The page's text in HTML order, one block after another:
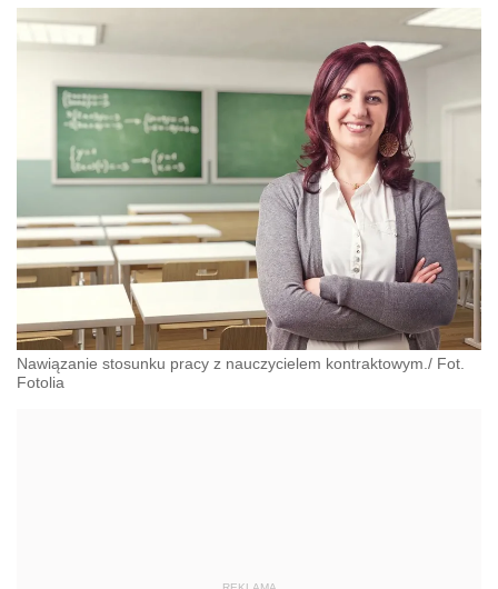
Nawiązanie stosunku pracy z nauczycielem kontraktowym./ Fot.
Fotolia